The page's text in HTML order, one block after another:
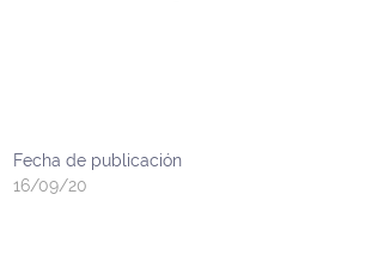
Fecha de publicación
16/09/20